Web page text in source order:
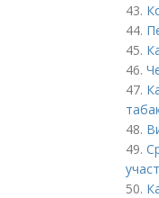
43.
44.
45.
46.
47.
48.
49.
50.